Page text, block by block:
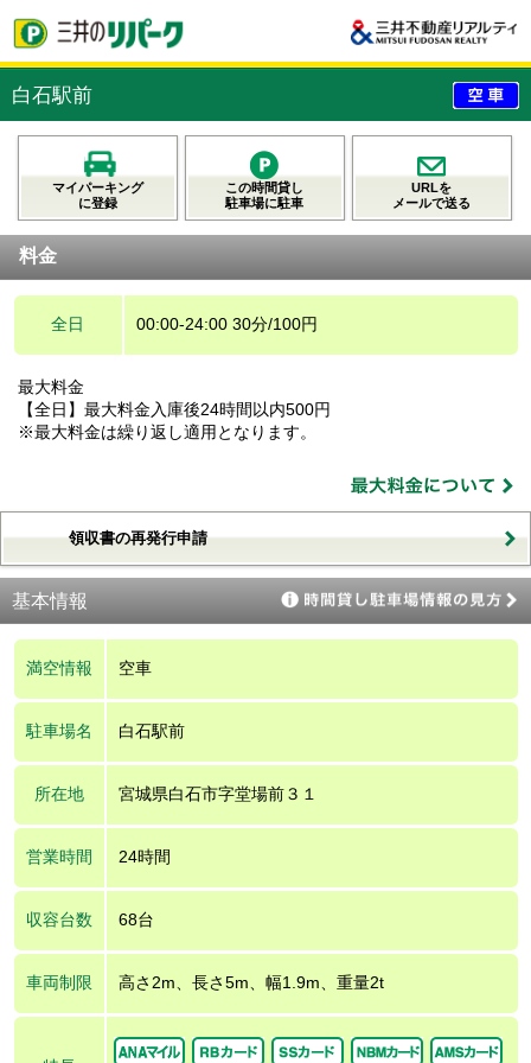
白石駅前
マイパーキング
に登録
この時間貸し
駐車場に駐車
URLを
メールで送る
料金
全日 00:00-24:00 30分/100円
最大料金
【全日】最大料金入庫後24時間以内500円
※最大料金は繰り返し適用となります。
領収書の再発行申請
基本情報
満空情報 空車
駐車場名 白石駅前
所在地 宮城県白石市字堂場前３１
営業時間 24時間
収容台数 68台
車両制限 高さ2m、長さ5m、幅1.9m、重量2t